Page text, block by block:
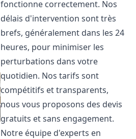
fonctionne correctement. Nos
délais d'intervention sont très
brefs, généralement dans les 24
heures, pour minimiser les
perturbations dans votre
quotidien. Nos tarifs sont
compétitifs et transparents,
nous vous proposons des devis
gratuits et sans engagement.
Notre équipe d'experts en